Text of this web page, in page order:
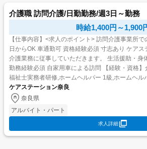
介護職 訪問介護/日勤勤務/週3日～勤務
時給1,400円～1,900
【仕事内容】<求人のポイント> 訪問介護事業所での介護業務 日勤のみ 週3
日からOK 車通勤可 資格経験必須 寸志あり ケアステーション奈良での訪問
介護業務に従事していただきます。 生活援助・身体介護など
勤務経験必須 自家用車による訪問 【経験・資格】介護職員初任者研修,介護
福祉士実務者研修,ホームヘルパー 1級,ホームヘル
自動車免許...
ケアステーション奈良
奈良県
アルバイト・パート
求人詳細